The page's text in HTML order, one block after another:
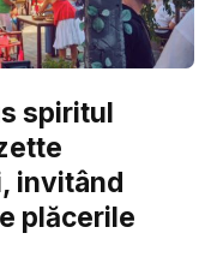
spiritul
invitând
plăcerile